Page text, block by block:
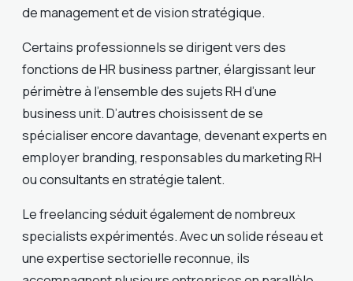
de management et de vision stratégique.
Certains professionnels se dirigent vers des
fonctions de HR business partner, élargissant leur
périmètre à l’ensemble des sujets RH d’une
business unit. D’autres choisissent de se
spécialiser encore davantage, devenant experts en
employer branding, responsables du marketing RH
ou consultants en stratégie talent.
Le freelancing séduit également de nombreux
specialists expérimentés. Avec un solide réseau et
une expertise sectorielle reconnue, ils